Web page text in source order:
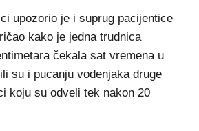
upozorio je i suprug pacijentice
kako je jedna trudnica
čekala sat vremena u
su i pucanju vodenjaka druge
koju su odveli tek nakon 20